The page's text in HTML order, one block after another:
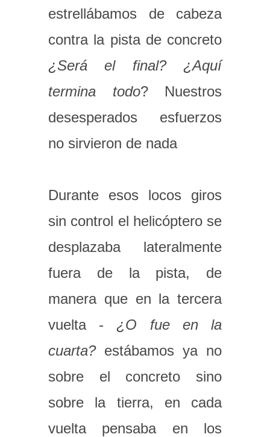
estrellábamos de cabeza
contra la pista de concreto
¿Será el final? ¿Aquí
termina todo? Nuestros
desesperados esfuerzos
no sirvieron de nada
Durante esos locos giros
sin control el helicóptero se
desplazaba lateralmente
fuera de la pista, de
manera que en la tercera
vuelta - ¿O fue en la
cuarta?estábamos ya no
sobre el concreto sino
sobre la tierra, en cada
vuelta pensaba en los